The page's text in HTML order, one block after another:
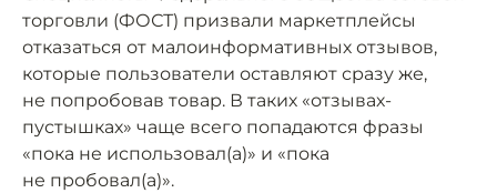
торговли (ФОСТ) призвали маркетплейсы
отказаться от малоинформативных отзывов,
которые пользователи оставляют сразу же,
не попробовав товар. В таких «отзывах-
пустышках» чаще всего попадаются фразы
«пока не использовал(а)» и «пока
не пробовал(а)».